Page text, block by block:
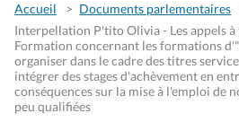
Accueil
Documents parlementaires
Interpellation P'tito Olivia - Les appels
Formation concernant les formations
organiser dans le cadre des titres
intégrer des stages d'achèvement en
conséquences sur la mise à l'emploi de
peu qualifiées